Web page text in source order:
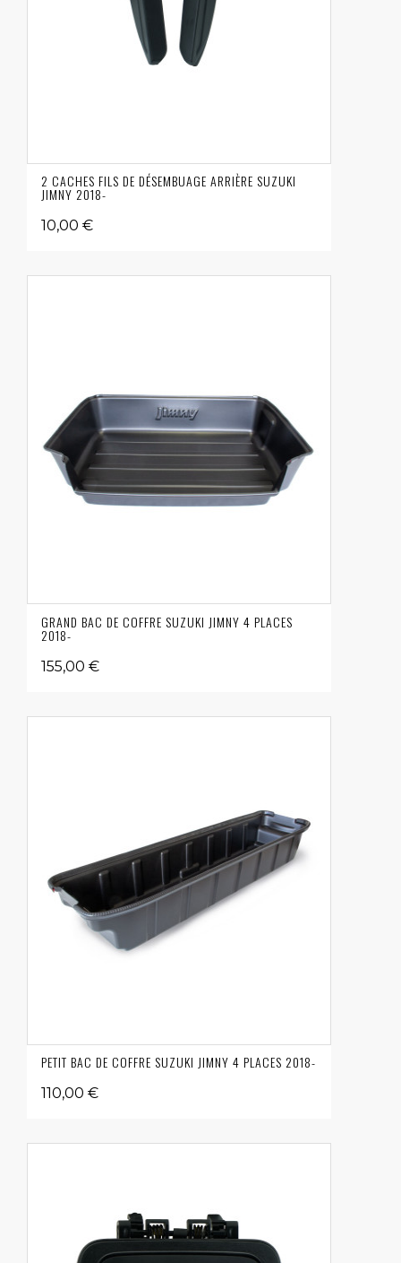
2 CACHES FILS DE DÉSEMBUAGE ARRIÈRE SUZUKI
JIMNY 2018-
10,00 €
GRAND BAC DE COFFRE SUZUKI JIMNY 4 PLACES
2018-
155,00 €
PETIT BAC DE COFFRE SUZUKI JIMNY 4 PLACES 2018-
110,00 €